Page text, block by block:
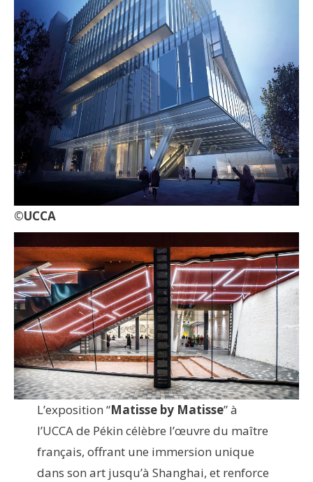
©UCCA
L’exposition “Matisse by Matisse” à
l’UCCA de Pékin célèbre l’œuvre du maître
français, offrant une immersion unique
dans son art jusqu’à Shanghai, et renforce